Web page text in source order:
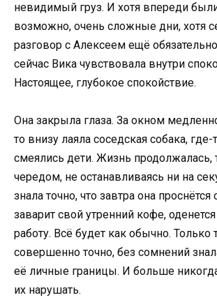
невидимый груз. И хотя впереди
возможно, очень сложные дни, хотя
разговор с Алексеем ещё
сейчас Вика чувствовала внутри
Настоящее, глубокое спокойствие.
Она закрыла глаза. За окном
то внизу лаяла соседская собака, где-
смеялись дети. Жизнь продолжалась,
чередом, не останавливаясь ни на
знала точно, что завтра она
заварит свой утренний кофе,
работу. Всё будет как обычно. Только
совершенно точно, без сомнений
её личные границы. И больше
их нарушать.